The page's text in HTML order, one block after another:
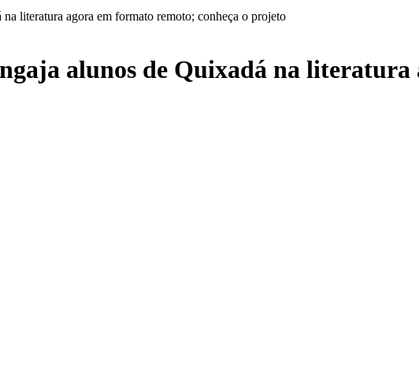
literatura agora em formato remoto; conheça o projeto
alunos de Quixadá na